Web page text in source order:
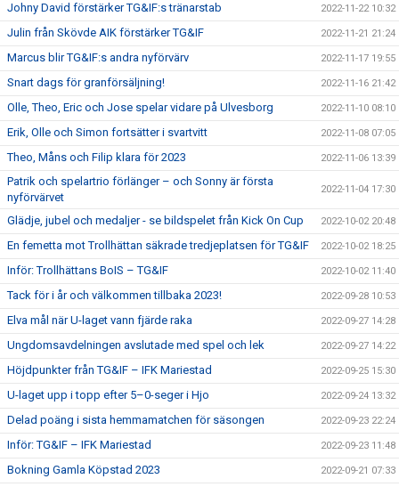
Johny David förstärker TG&IF:s tränarstab 2022-11-22 10:32
Julin från Skövde AIK förstärker TG&IF 2022-11-21 21:24
Marcus blir TG&IF:s andra nyförvärv 2022-11-17 19:55
Snart dags för granförsäljning! 2022-11-16 21:42
Olle, Theo, Eric och Jose spelar vidare på Ulvesborg 2022-11-10 08:10
Erik, Olle och Simon fortsätter i svartvitt 2022-11-08 07:05
Theo, Måns och Filip klara för 2023 2022-11-06 13:39
Patrik och spelartrio förlänger – och Sonny är första
nyförvärvet
2022-11-04 17:30
Glädje, jubel och medaljer - se bildspelet från Kick On Cup 2022-10-02 20:48
En femetta mot Trollhättan säkrade tredjeplatsen för TG&IF 2022-10-02 18:25
Inför: Trollhättans BoIS – TG&IF 2022-10-02 11:40
Tack för i år och välkommen tillbaka 2023! 2022-09-28 10:53
Elva mål när U-laget vann fjärde raka 2022-09-27 14:28
Ungdomsavdelningen avslutade med spel och lek 2022-09-27 14:22
Höjdpunkter från TG&IF – IFK Mariestad 2022-09-25 15:30
U-laget upp i topp efter 5–0-seger i Hjo 2022-09-24 13:32
Delad poäng i sista hemmamatchen för säsongen 2022-09-23 22:24
Inför: TG&IF – IFK Mariestad 2022-09-23 11:48
Bokning Gamla Köpstad 2023 2022-09-21 07:33